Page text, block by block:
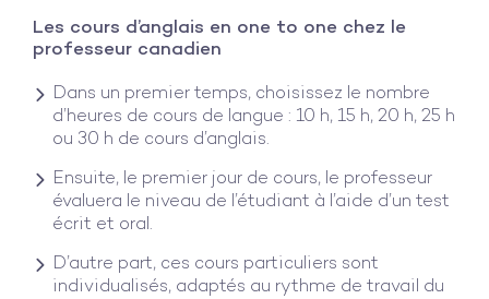
Les cours d’anglais en one to one chez le
professeur canadien
Dans un premier temps, choisissez le nombre
d’heures de cours de langue : 10 h, 15 h, 20 h, 25 h
ou 30 h de cours d’anglais.
Ensuite, le premier jour de cours, le professeur
évaluera le niveau de l’étudiant à l’aide d’un test
écrit et oral.
D’autre part, ces cours particuliers sont
individualisés, adaptés au rythme de travail du